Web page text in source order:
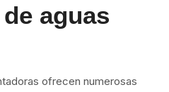
aguas
ofrecen numerosas